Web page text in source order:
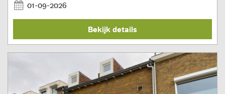
01-09-2026
Bekijk details